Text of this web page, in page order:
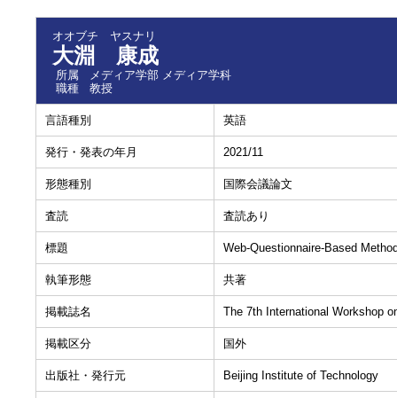
オオブチ ヤスナリ
大淵 康成
所属
メディア学部 メディア学科
職種
教授
言語種別 英語
発行・発表の年月 2021/11
形態種別 国際会議論文
査読 査読あり
標題 Web-Questionnaire-Based
執筆形態 共著
掲載誌名 The 7th International Workshop
掲載区分 国外
出版社・発行元 Beijing Institute of Technology